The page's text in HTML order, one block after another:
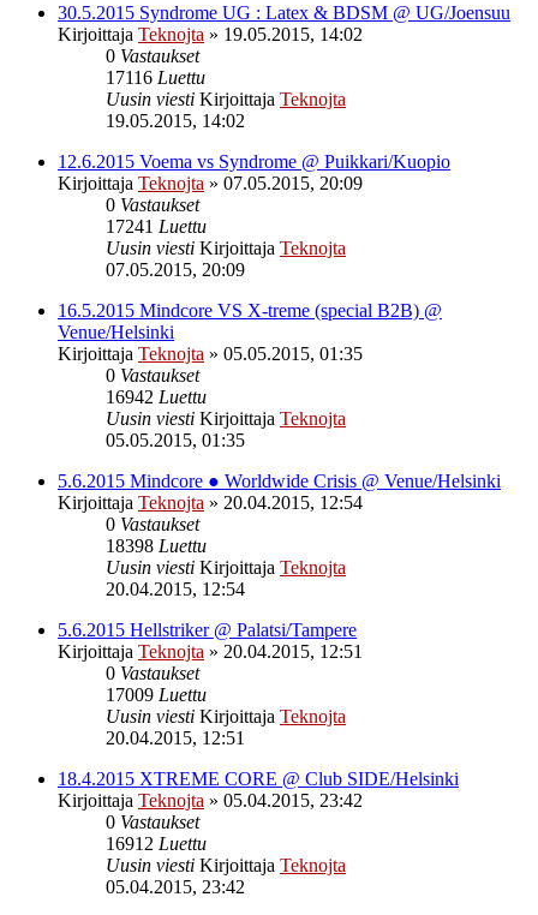
30.5.2015 Syndrome UG : Latex & BDSM @ UG/Joensuu
Kirjoittaja Teknojta » 19.05.2015, 14:02
0 Vastaukset
17116 Luettu
Uusin viesti Kirjoittaja Teknojta
19.05.2015, 14:02
12.6.2015 Voema vs Syndrome @ Puikkari/Kuopio
Kirjoittaja Teknojta » 07.05.2015, 20:09
0 Vastaukset
17241 Luettu
Uusin viesti Kirjoittaja Teknojta
07.05.2015, 20:09
16.5.2015 Mindcore VS X-treme (special B2B) @
Venue/Helsinki
Kirjoittaja Teknojta » 05.05.2015, 01:35
0 Vastaukset
16942 Luettu
Uusin viesti Kirjoittaja Teknojta
05.05.2015, 01:35
5.6.2015 Mindcore ● Worldwide Crisis @ Venue/Helsinki
Kirjoittaja Teknojta » 20.04.2015, 12:54
0 Vastaukset
18398 Luettu
Uusin viesti Kirjoittaja Teknojta
20.04.2015, 12:54
5.6.2015 Hellstriker @ Palatsi/Tampere
Kirjoittaja Teknojta » 20.04.2015, 12:51
0 Vastaukset
17009 Luettu
Uusin viesti Kirjoittaja Teknojta
20.04.2015, 12:51
18.4.2015 XTREME CORE @ Club SIDE/Helsinki
Kirjoittaja Teknojta » 05.04.2015, 23:42
0 Vastaukset
16912 Luettu
Uusin viesti Kirjoittaja Teknojta
05.04.2015, 23:42